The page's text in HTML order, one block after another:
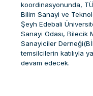
koordinasyonunda,
Bilim Sanayi ve
Şeyh Edebali
Sanayi Odası, Bilecik
Sanayiciler
temsilcilerin katılıyla
devam edecek.